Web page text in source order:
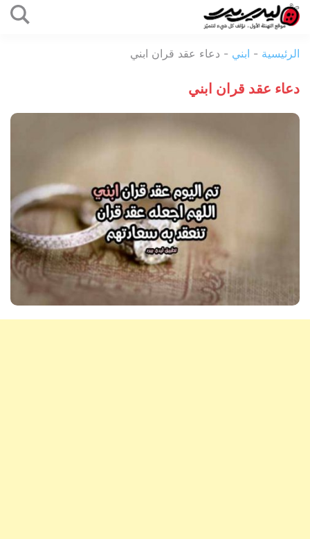
المحتوى
بيرد
الرئيسية - ابني - دعاء عقد قران ابني
دعاء عقد قران ابني